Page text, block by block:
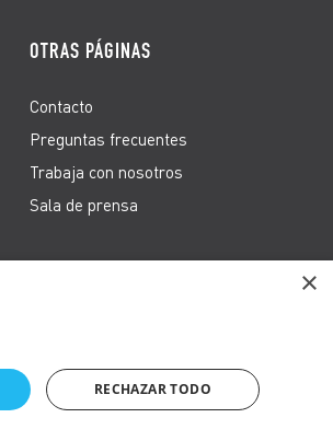
OTRAS PÁGINAS
Contacto
Preguntas frecuentes
Trabaja con nosotros
Sala de prensa
G-84334903. Todos
×
RECHAZAR TODO